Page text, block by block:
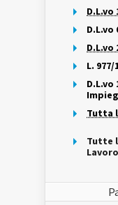
D.L.vo
D.L.vo
D.L.vo
L.
D.L.vo
Tutta
Tutte
Lavoro